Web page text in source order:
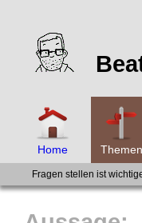
Home Themen
Fragen stellen ist